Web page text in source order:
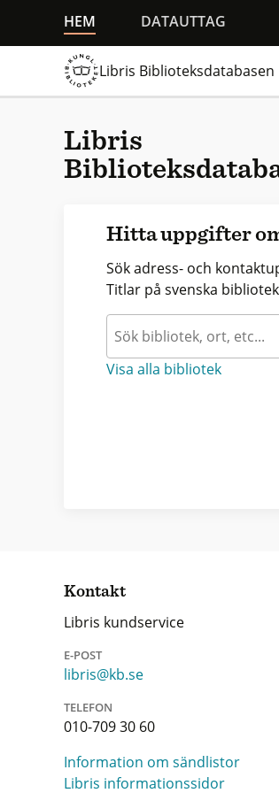
HEM DATAUTTAG
Libris Biblioteksdatabasen
Libris
Hitta uppgifter
Sök adress- och
Titlar på svenska
Visa alla bibliotek
Kontakt
Libris kundservice
E-POST
libris@kb.se
TELEFON
010-709 30 60
Information om sändlistor
Libris informationssidor